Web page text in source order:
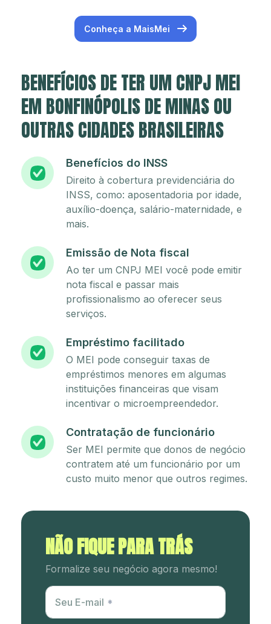
Conheça a MaisMei
BENEFÍCIOS DE TER UM CNPJ MEI
EM BONFINÓPOLIS DE MINAS OU
OUTRAS CIDADES BRASILEIRAS
Benefícios do INSS
Direito à cobertura previdenciária do
INSS, como: aposentadoria por idade,
auxílio-doença, salário-maternidade, e
mais.
Emissão de Nota fiscal
Ao ter um CNPJ MEI você pode emitir
nota fiscal e passar mais
profissionalismo ao oferecer seus
serviços.
Empréstimo facilitado
O MEI pode conseguir taxas de
empréstimos menores em algumas
instituições financeiras que visam
incentivar o microempreendedor.
Contratação de funcionário
Ser MEI permite que donos de negócio
contratem até um funcionário por um
custo muito menor que outros regimes.
NÃO FIQUE PARA TRÁS
Formalize seu negócio agora mesmo!
Utm Content
Seu E-mail